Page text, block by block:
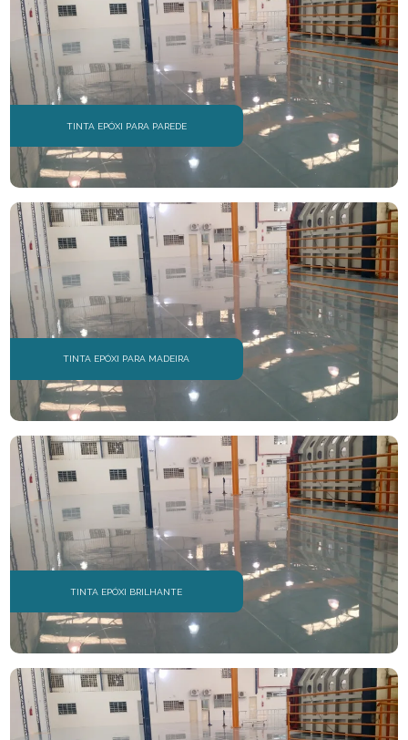
PISOS DE URETANO
PISOS EM EPÓXI
PISOS EPÓXI
PISOS EPÓXI PARA SHOPPING
PISOS INDUSTRIAIS
PISOS NIVELANTES
PISOS PARA INDÚSTRIA
PISOS POLIDOS
RECUPERAÇÃO DE PISOS DE ESTACIONAMENTO
RECUPERAÇÃO DE PISOS INDUSTRIAIS
RESINA EPÓXI
REVESTIMENTOS AUTONIVELANTES
REVESTIMENTOS DE PISO
REVESTIMENTOS EM EPÓXI
REVESTIMENTOS EM POLIURETANO
REVESTIMENTOS EPÓXI
REVESTIMENTOS INDUSTRIAIS
REVESTIMENTOS PARA PISO
SERVIÇOS DE PINTURA EPÓXI
TINTA EPÓXI PARA PAREDE
TINTA EPÓXI PARA MADEIRA
TINTA EPÓXI BRILHANTE